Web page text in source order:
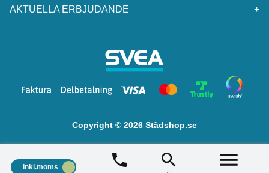
AKTUELLA ERBJUDANDE +
Copyright © 2026 Städshop.se
Inkl.moms